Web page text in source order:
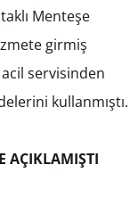
Menteşe
girmiş
servisinden
kullanmıştı.
AÇIKLAMIŞTI